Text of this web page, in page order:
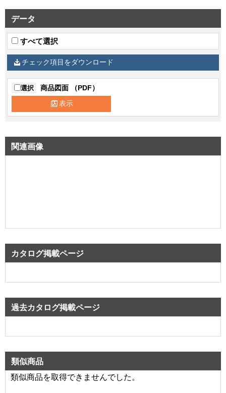
データ
すべて選択
チェック項目をダウンロード
選択 商品図面 （PDF）
表示
関連画像
カタログ掲載ページ
過去カタログ掲載ページ
類似商品
類似商品を取得できませんでした。